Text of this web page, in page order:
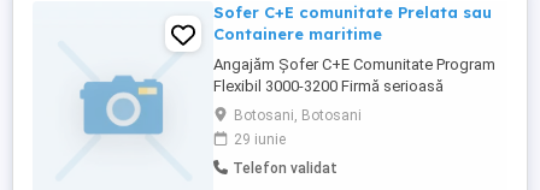
Sofer C+E comunitate Prelata sau
Containere maritime
Angajăm Șofer C+E Comunitate Program
Flexibil 3000-3200 Firmă serioasă
angajează șofer profesionist categoria
C+E pentru curse în comunitate. Program
flexibil: Variante: 9 săptămâni cu 3 libere
sau 12 saptamani cu 4 libere Alegi varianta
Botosani, Botosani
29 iunie
Telefon validat